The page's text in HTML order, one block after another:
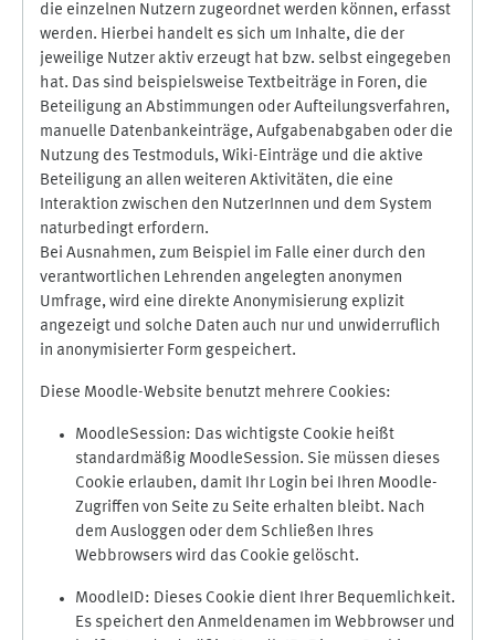
die einzelnen Nutzern zugeordnet werden können, erfasst
werden. Hierbei handelt es sich um Inhalte, die der
jeweilige Nutzer aktiv erzeugt hat bzw. selbst eingegeben
hat. Das sind beispielsweise Textbeiträge in Foren, die
Beteiligung an Abstimmungen oder Aufteilungsverfahren,
manuelle Datenbankeinträge, Aufgabenabgaben oder die
Nutzung des Testmoduls, Wiki-Einträge und die aktive
Beteiligung an allen weiteren Aktivitäten, die eine
Interaktion zwischen den NutzerInnen und dem System
naturbedingt erfordern.
Bei Ausnahmen, zum Beispiel im Falle einer durch den
verantwortlichen Lehrenden angelegten anonymen
Umfrage, wird eine direkte Anonymisierung explizit
angezeigt und solche Daten auch nur und unwiderruflich
in anonymisierter Form gespeichert.
Diese Moodle-Website benutzt mehrere Cookies:
MoodleSession: Das wichtigste Cookie heißt
standardmäßig MoodleSession. Sie müssen dieses
Cookie erlauben, damit Ihr Login bei Ihren Moodle-
Zugriffen von Seite zu Seite erhalten bleibt. Nach
dem Ausloggen oder dem Schließen Ihres
Webbrowsers wird das Cookie gelöscht.
MoodleID: Dieses Cookie dient Ihrer Bequemlichkeit.
Es speichert den Anmeldenamen im Webbrowser und